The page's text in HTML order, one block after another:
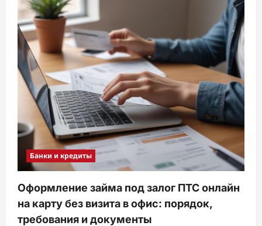
Банки и кредиты
Оформление займа под залог ПТС онлайн
на карту без визита в офис: порядок,
требования и документы